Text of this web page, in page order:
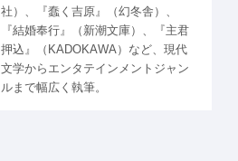
社）、『蠢く吉原』（幻冬舎）、
『結婚奉行』（新潮文庫）、『主君
押込』（KADOKAWA）など、現代
文学からエンタテインメントジャン
ルまで幅広く執筆。